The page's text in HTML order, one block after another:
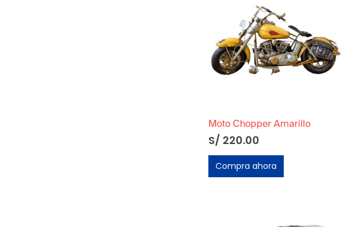
Moto Chopper Amarillo
S/ 220.00
Compra ahora